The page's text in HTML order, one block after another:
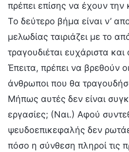
πρέπει επίσης να έχουν
Το δεύτερο βήμα είναι ν’
μελωδίας ταιριάζει με το
τραγουδιέται ευχάριστα
Έπειτα, πρέπει να βρεθούν
άνθρωποι που θα
Μήπως αυτές δεν είναι
εργασίες; (Ναι.) Αφού
ψευδοεπικεφαλής δεν
πόσο η σύνθεση πληροί τις